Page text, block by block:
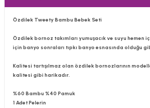
Özdilek TweetyBambu Bebek Seti
Özdilek bornoz takımları yumuşacık ve suyu hemen
için banyo sonraları tıpkı banyo esnasında olduğu
Kalitesi tartışılmaz olan özdilek bornozlarının
kalitesi gibi harikadır.
%60 Bambu %40 Pamuk
1 Adet Pelerin